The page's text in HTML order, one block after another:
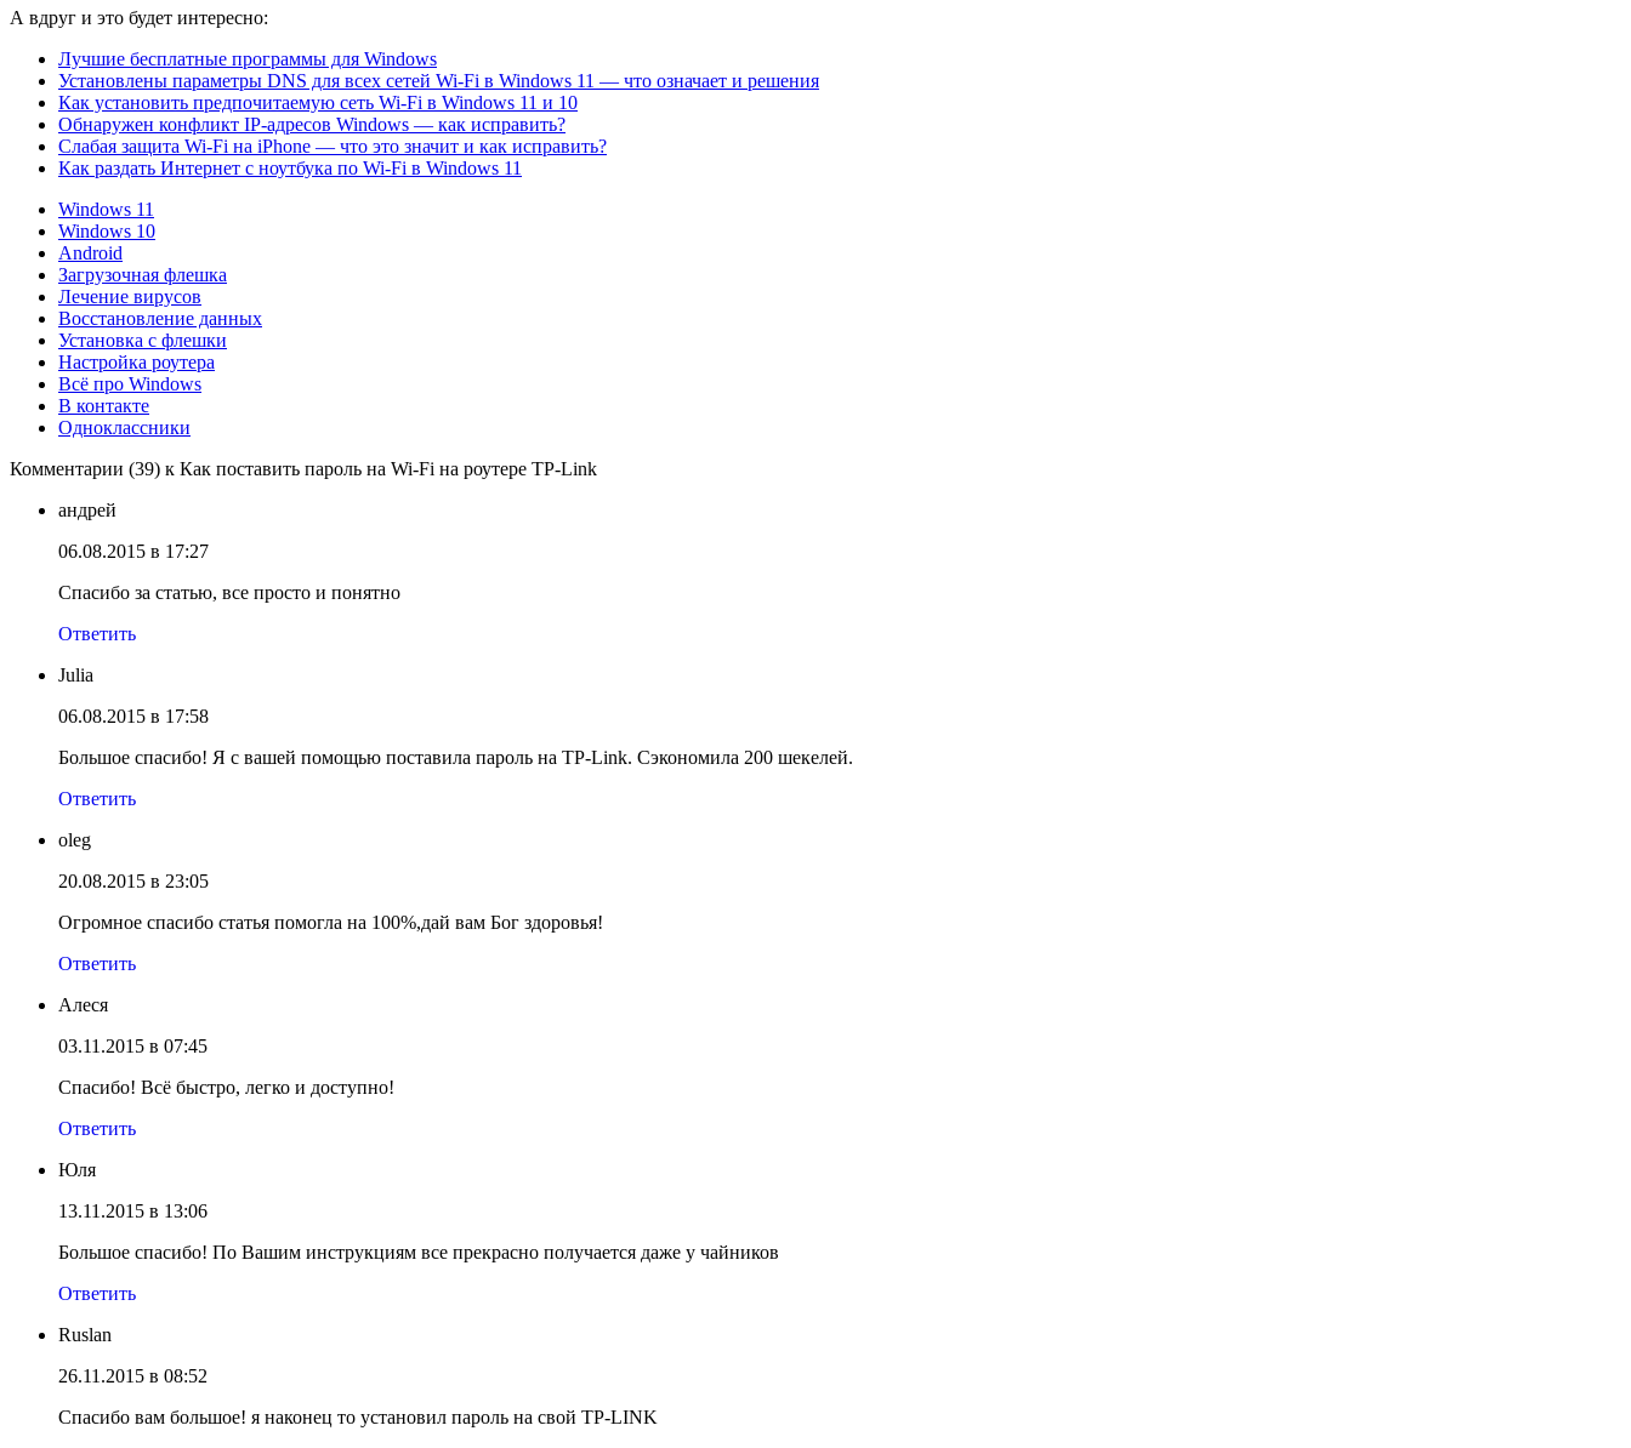
А вдруг и это будет интересно:
Лучшие бесплатные программы для Windows
Установлены параметры DNS для всех сетей Wi-Fi в Windows 11 — что означает и решения
Как установить предпочитаемую сеть Wi-Fi в Windows 11 и 10
Обнаружен конфликт IP-адресов Windows — как исправить?
Слабая защита Wi-Fi на iPhone — что это значит и как исправить?
Как раздать Интернет с ноутбука по Wi-Fi в Windows 11
Windows 11
Windows 10
Android
Загрузочная флешка
Лечение вирусов
Восстановление данных
Установка с флешки
Настройка роутера
Всё про Windows
В контакте
Одноклассники
Комментарии (39) к Как поставить пароль на Wi-Fi на роутере TP-Link
андрей
06.08.2015 в 17:27
Спасибо за статью, все просто и понятно
Ответить
Julia
06.08.2015 в 17:58
Большое спасибо! Я с вашей помощью поставила пароль на TP-Link. Сэкономила 200 шекелей.
Ответить
oleg
20.08.2015 в 23:05
Огромное спасибо статья помогла на 100%,дай вам Бог здоровья!
Ответить
Алеся
03.11.2015 в 07:45
Спасибо! Всё быстро, легко и доступно!
Ответить
Юля
13.11.2015 в 13:06
Большое спасибо! По Вашим инструкциям все прекрасно получается даже у чайников
Ответить
Ruslan
26.11.2015 в 08:52
Спасибо вам большое! я наконец то установил пароль на свой TP-LINK